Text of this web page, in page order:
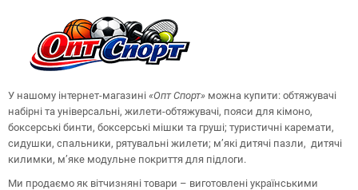
У нашому інтернет-магазині «ОптСпорт» можна купити: обтяжувачі
набірні та універсальні, жилети-обтяжувачі, пояси для кімоно,
боксерські бинти, боксерські мішки та груші; туристичні каремати,
сидушки, спальники, рятувальні жилети; м’які дитячі пазли, дитячі
килимки, м’яке модульне покриття для підлоги.
Ми продаємо як вітчизняні товари – виготовлені українськими